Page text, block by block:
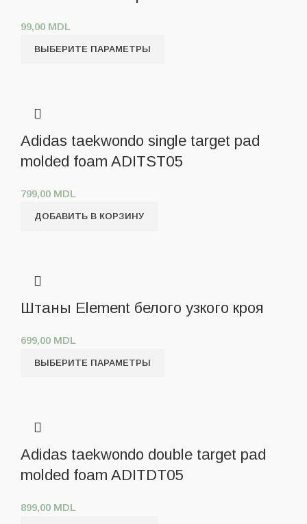
99,00 MDL
ВЫБЕРИТЕ ПАРАМЕТРЫ
Adidas taekwondo single target pad
molded foam ADITST05
799,00 MDL
ДОБАВИТЬ В КОРЗИНУ
Штаны Element белого узкого кроя
699,00 MDL
ВЫБЕРИТЕ ПАРАМЕТРЫ
Adidas taekwondo double target pad
molded foam ADITDT05
899,00 MDL